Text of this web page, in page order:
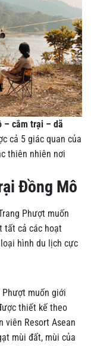
– cắm trại – dã
cả 5 giác quan của
thiên nhiên nơi
Đồng Mô
Phượt muốn
tất cả các hoạt
hình du lịch cực
Phượt muốn giới
thiết kế theo
viên Resort Asean
mùi đất, mùi của